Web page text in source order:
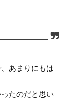
あまりにもは
たのだと思い